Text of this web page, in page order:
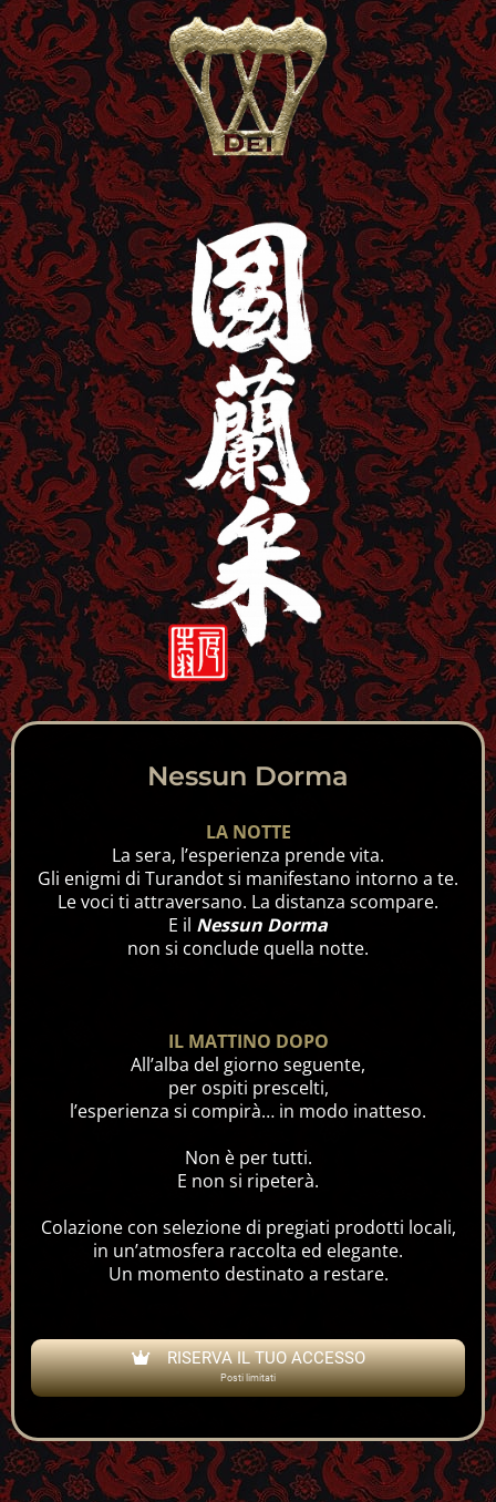
Nessun Dorma
LA NOTTE
La sera, l’esperienza prende vita.
Gli enigmi di Turandot si manifestano intorno a te.
Le voci ti attraversano. La distanza scompare.
E il Nessun Dorma
non si conclude quella notte.
IL MATTINO DOPO
All’alba del giorno seguente,
per ospiti prescelti,
l’esperienza si compirà… in modo inatteso.
Non è per tutti.
E non si ripeterà.
Colazione con selezione di pregiati prodotti locali,
in un’atmosfera raccolta ed elegante.
Un momento destinato a restare.
RISERVA IL TUO ACCESSO
Posti limitati